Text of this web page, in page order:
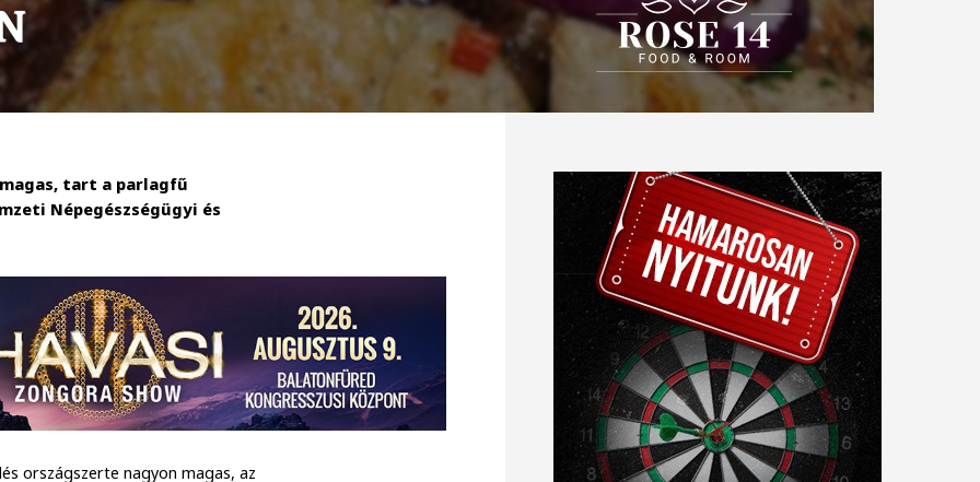
tart a parlagfű
Népegészségügyi és
országszerte nagyon magas, az